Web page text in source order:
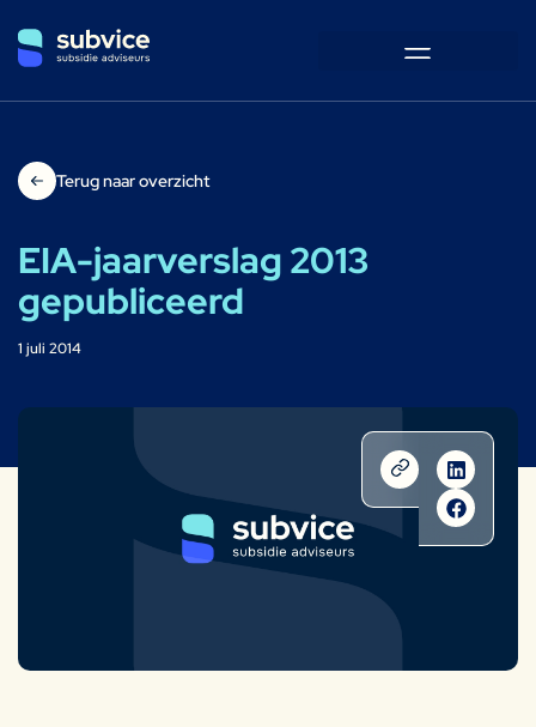
Terug naar overzicht
EIA-jaarverslag 2013
gepubliceerd
1 juli 2014